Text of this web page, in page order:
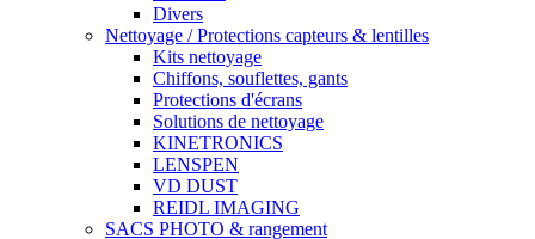
Divers
Nettoyage / Protections capteurs & lentilles
Kits nettoyage
Chiffons, souflettes, gants
Protections d'écrans
Solutions de nettoyage
KINETRONICS
LENSPEN
VD DUST
REIDL IMAGING
SACS PHOTO & rangement